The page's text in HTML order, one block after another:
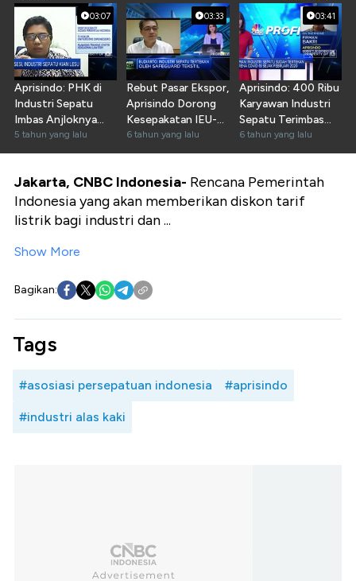
03:07
Aprisindo: PHK di
Industri Sepatu
Imbas Anjloknya
Ekspor
5 tahun yang lalu
03:33
Rebut Pasar Ekspor,
Aprisindo Dorong
Kesepakatan IEU-
CEPA
6 tahun yang lalu
03:41
Aprisindo: 400 Ribu
Karyawan Industri
Sepatu Terimbas
Corona
6 tahun yang lalu
Jakarta, CNBC Indonesia- Rencana Pemerintah
Indonesia yang akan memberikan diskon tarif
listrik bagi industri dan ...
Show More
Bagikan:
Tags
#asosiasi persepatuan indonesia #aprisindo
#industri alas kaki